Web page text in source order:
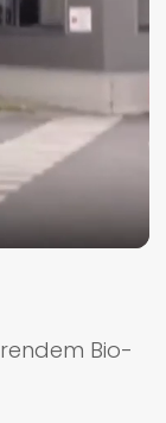
Bio-